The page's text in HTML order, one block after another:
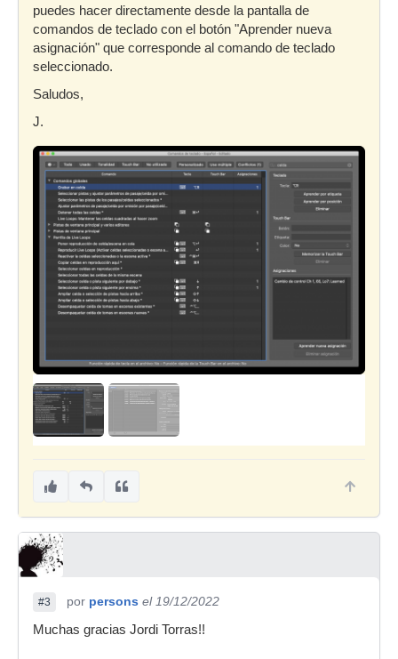
puedes hacer directamente desde la pantalla de
comandos de teclado con el botón "Aprender nueva
asignación" que corresponde al comando de teclado
seleccionado.
Saludos,
J.
#3 por persons el 19/12/2022
Muchas gracias Jordi Torras!!